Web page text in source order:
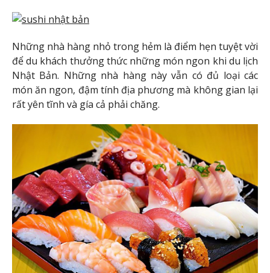
Những nhà hàng nhỏ trong hẻm là điểm hẹn tuyệt vời
để du khách thưởng thức những món ngon khi du lịch
Nhật Bản. Những nhà hàng này vẫn có đủ loại các
món ăn ngon, đậm tính địa phương mà không gian lại
rất yên tĩnh và gía cả phải chăng.